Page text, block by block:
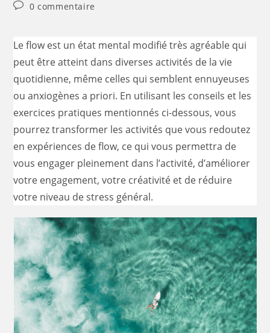
0 commentaire
Le flow est un état mental modifié très agréable qui
peut être atteint dans diverses activités de la vie
quotidienne, même celles qui semblent ennuyeuses
ou anxiogènes a priori. En utilisant les conseils et les
exercices pratiques mentionnés ci-dessous, vous
pourrez transformer les activités que vous redoutez
en expériences de flow, ce qui vous permettra de
vous engager pleinement dans l’activité, d’améliorer
votre engagement, votre créativité et de réduire
votre niveau de stress général.